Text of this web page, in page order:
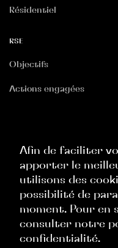
Résidentiel
RSE
Objectifs
Actions engagées
Politique Commerciale
Politique Ressources
Afin de faciliter
apporter le
utilisons des
possibilité de
moment. Pour en
consulter notre
confidentialité.